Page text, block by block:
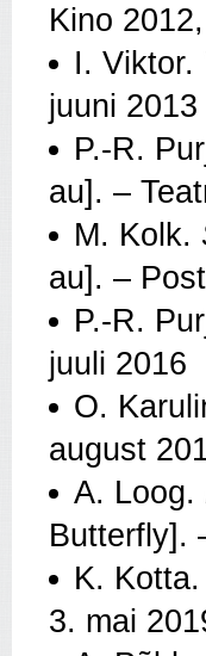
Kino
I. Viktor.
juuni 2013
P.-R.
au]. –
M. Kolk.
au]. –
P.-R.
juuli 2016
O.
august
A. Loog.
Butterfly].
K. Kotta.
3. mai